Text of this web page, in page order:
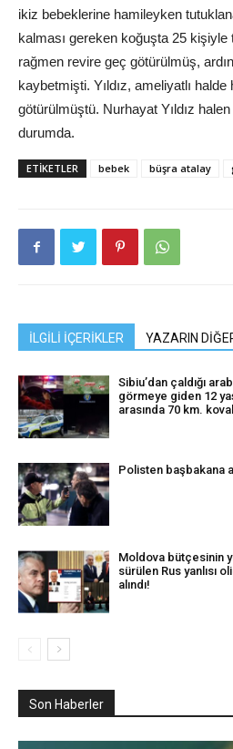
ikiz bebeklerine hamileyken
kalması gereken koğuşta 25 kişiyle
rağmen revire geç götürülmüş,
kaybetmişti. Yıldız, ameliyatlı
götürülmüştü. Nurhayat Yıldız
durumda.
ETIKETLER bebek büşra atalay
İLGİLİ İÇERİKLER YAZARIN
Sibiu’dan çaldığı
görmeye giden 12
arasında 70 km.
Polisten başbakana
Moldova bütçesinin
sürülen Rus yanlısı
alındı!
Son Haberler